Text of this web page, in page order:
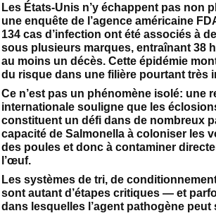
Les États-Unis n’y échappent pas non
une enquête de l’agence américaine
134 cas d’infection ont été associés à
sous plusieurs marques, entraînant 38
au moins un décès. Cette épidémie
du risque dans une filière pourtant très
Ce n’est pas un phénomène isolé: une
internationale souligne que les
constituent un défi dans de nombreux
capacité de Salmonella à coloniser les
des poules et donc à contaminer
l’œuf.
Les systèmes de tri, de
sont autant d’étapes critiques — et
dans lesquelles l’agent pathogène peut